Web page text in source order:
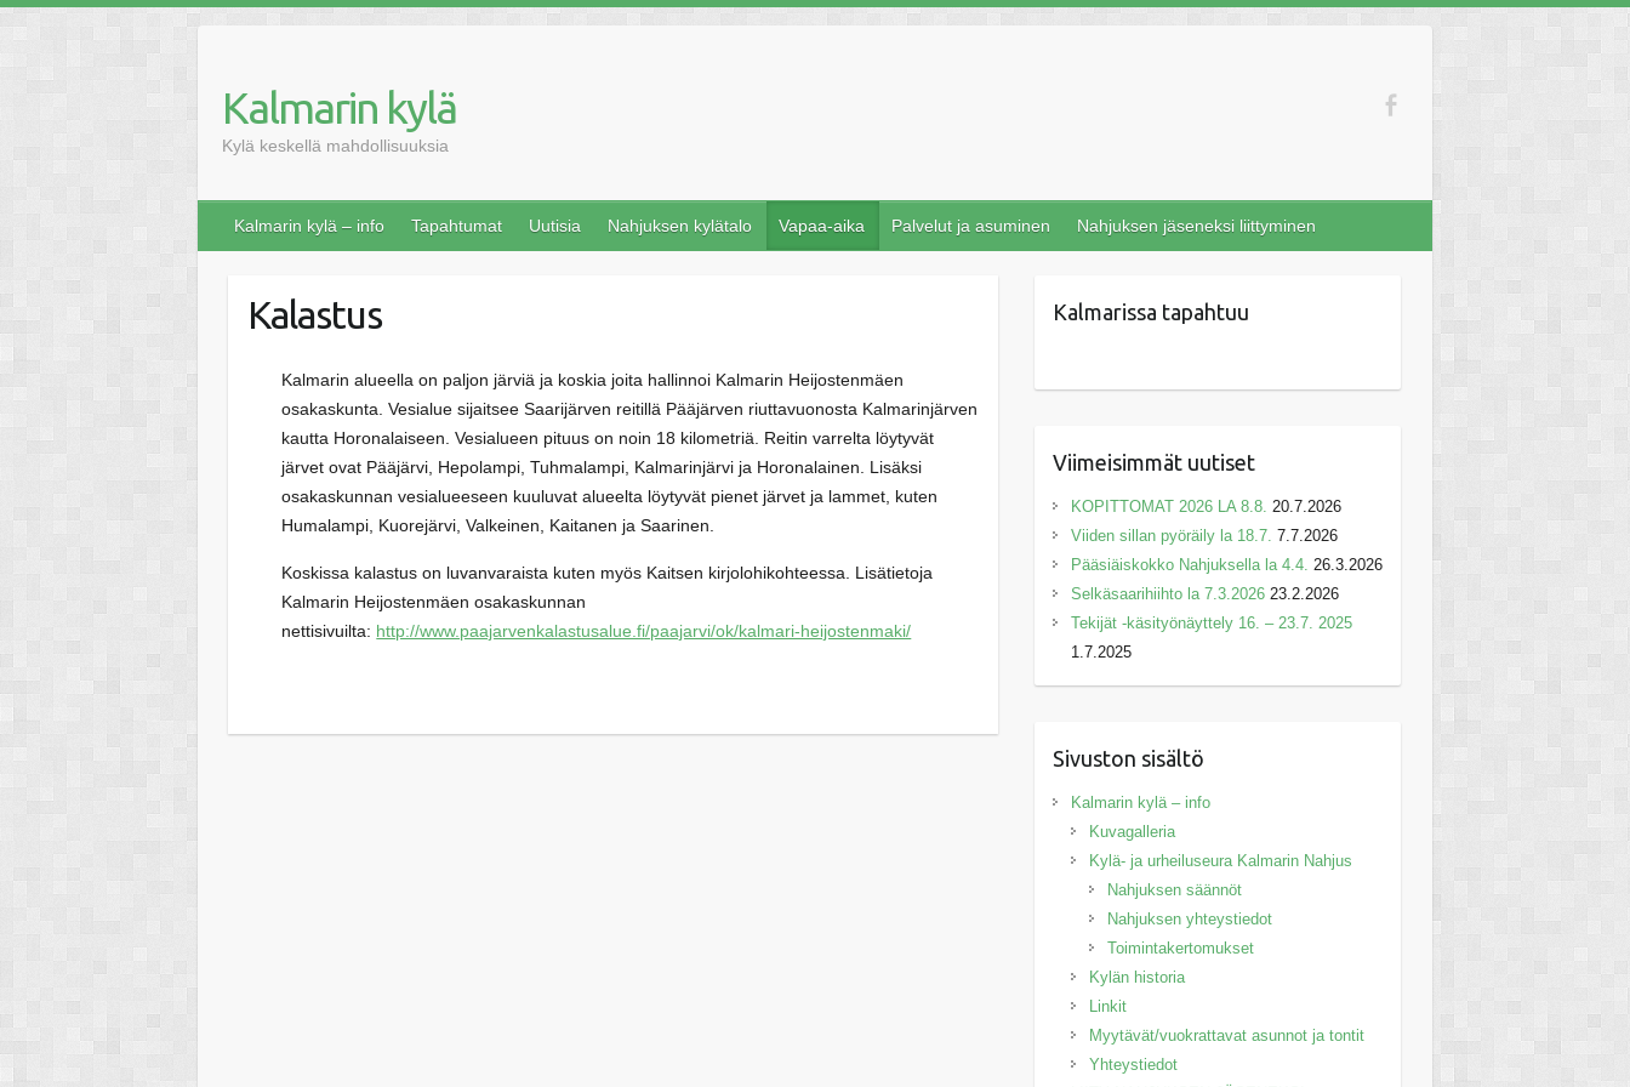
content
Kalmarin kylä
Kylä keskellä mahdollisuuksia
Kalmarin kylä – info Tapahtumat Uutisia Nahjuksen kylätalo Vapaa-aika Palvelut ja asuminen Nahjuksen jäseneksi liittyminen
Kalastus
Kalmarin alueella on paljon järviä ja koskia joita hallinnoi Kalmarin Heijostenmäen
osakaskunta. Vesialue sijaitsee Saarijärven reitillä Pääjärven riuttavuonosta Kalmarinjärven
kautta Horonalaiseen. Vesialueen pituus on noin 18 kilometriä. Reitin varrelta löytyvät
järvet ovat Pääjärvi, Hepolampi, Tuhmalampi, Kalmarinjärvi ja Horonalainen. Lisäksi
osakaskunnan vesialueeseen kuuluvat alueelta löytyvät pienet järvet ja lammet, kuten
Humalampi, Kuorejärvi, Valkeinen, Kaitanen ja Saarinen.
Koskissa kalastus on luvanvaraista kuten myös Kaitsen kirjolohikohteessa. Lisätietoja
Kalmarin Heijostenmäen osakaskunnan
nettisivuilta: http://www.paajarvenkalastusalue.fi/paajarvi/ok/kalmari-heijostenmaki/
Kalmarissa tapahtuu
Viimeisimmät uutiset
KOPITTOMAT 2026 LA 8.8. 20.7.2026
Viiden sillan pyöräily la 18.7. 7.7.2026
Pääsiäiskokko Nahjuksella la 4.4. 26.3.2026
Selkäsaarihiihto la 7.3.2026 23.2.2026
Tekijät -käsityönäyttely 16. – 23.7. 2025
1.7.2025
Sivuston sisältö
Kalmarin kylä – info
Kuvagalleria
Kylä- ja urheiluseura Kalmarin Nahjus
Nahjuksen säännöt
Nahjuksen yhteystiedot
Toimintakertomukset
Kylän historia
Linkit
Myytävät/vuokrattavat asunnot ja tontit
Yhteystiedot